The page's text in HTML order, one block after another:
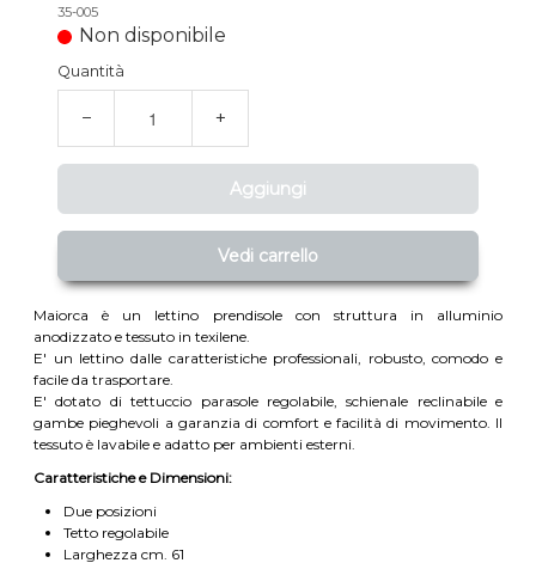
35-005
Non disponibile
Quantità
− +
Aggiungi
Vedi carrello
Maiorca è un lettino prendisole con struttura in alluminio
anodizzato e tessuto in texilene.
E' un lettino dalle caratteristiche professionali, robusto, comodo e
facile da trasportare.
E' dotato di tettuccio parasole regolabile, schienale reclinabile e
gambe pieghevoli a garanzia di comfort e facilità di movimento. Il
tessuto è lavabile e adatto per ambienti esterni.
Caratteristiche e Dimensioni:
Due posizioni
Tetto regolabile
Larghezza cm. 61